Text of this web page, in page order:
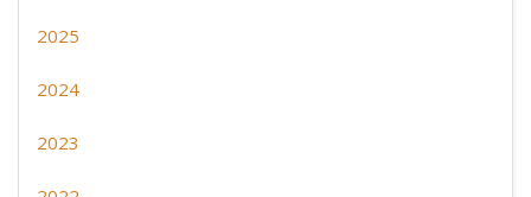
2025
2024
2023